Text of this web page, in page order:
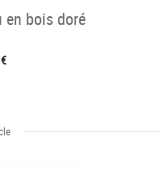
en bois doré